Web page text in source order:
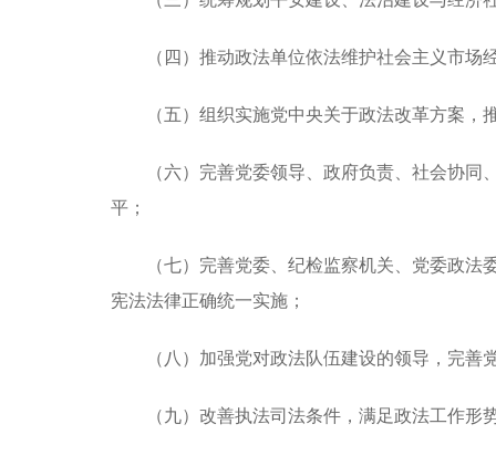
（四）推动政法单位依法维护社会主义市
（五）组织实施党中央关于政法改革方案
（六）完善党委领导、政府负责、社会协
平；
（七）完善党委、纪检监察机关、党委政
宪法法律正确统一实施；
（八）加强党对政法队伍建设的领导，完
（九）改善执法司法条件，满足政法工作形